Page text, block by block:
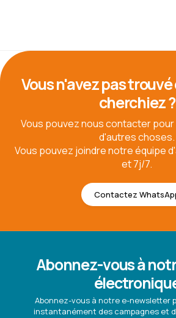
Vous n'avez pas
cherchiez ?
Vous pouvez nous contacter pour
d'autres choses.
Vous pouvez joindre notre équipe
et 7j/7.
Contactez
Abonnez-vous à
Abonnez-vous à notre e-newsletter
instantanément des campagnes et